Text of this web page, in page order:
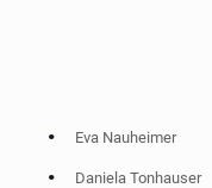
Eva Nauheimer
Daniela Tonhauser